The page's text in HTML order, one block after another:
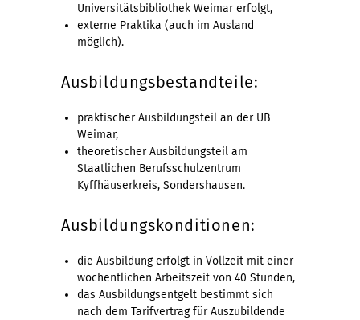
Universitätsbibliothek Weimar erfolgt,
externe Praktika (auch im Ausland
möglich).
Ausbildungsbestandteile:
praktischer Ausbildungsteil an der UB
Weimar,
theore­tischer Ausbildungsteil am
Staatlichen Berufsschulzentrum
Kyffhäuserkreis, Sondershausen.
Ausbildungskonditionen:
die Ausbildung erfolgt in Vollzeit mit einer
wöchentlichen Arbeitszeit von 40 Stunden,
das Ausbildungsentgelt bestimmt sich
nach dem Tarifvertrag für Auszubildende